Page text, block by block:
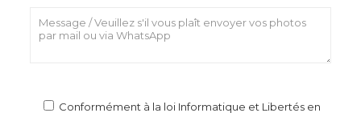
Conformément à la loi Informatique et Libertés en